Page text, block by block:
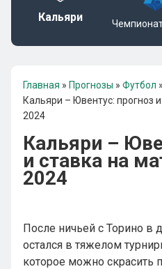
Кальяри
Главная » Прогнозы » Футбол »
Кальяри – Ювентус: прогноз
2024
Кальяри –
и ставка на
2024
После ничьей с Торино в
остался в тяжелом
которое можно скрасить